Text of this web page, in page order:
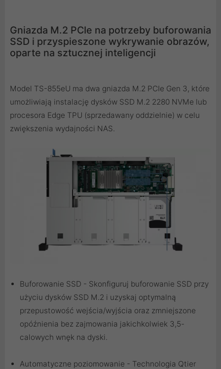
Gniazda M.2 PCIe na potrzeby buforowania
SSD i przyspieszone wykrywanie obrazów,
oparte na sztucznej inteligencji
Model TS-855eU ma dwa gniazda M.2 PCIe Gen 3, które
umożliwiają instalację dysków SSD M.2 2280 NVMe lub
procesora Edge TPU (sprzedawany oddzielnie) w celu
zwiększenia wydajności NAS.
Buforowanie SSD - Skonfiguruj buforowanie SSD przy
użyciu dysków SSD M.2 i uzyskaj optymalną
przepustowość wejścia/wyjścia oraz zmniejszone
opóźnienia bez zajmowania jakichkolwiek 3,5-
calowych wnęk na dyski.
Automatyczne poziomowanie - Technologia Qtier